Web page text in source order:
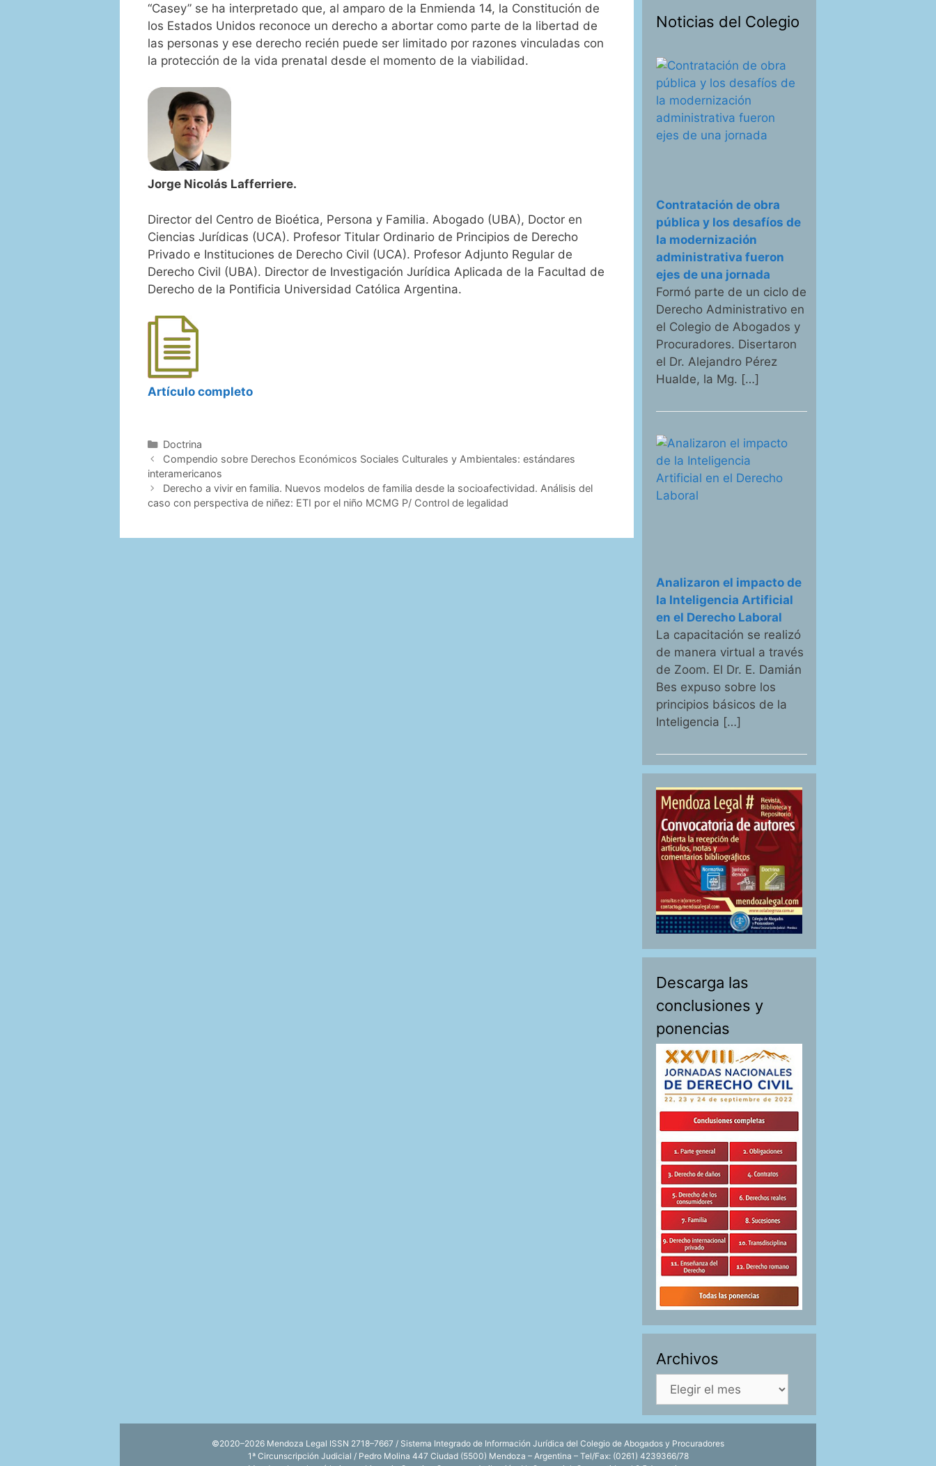
“Casey” se ha interpretado que, al amparo de la Enmienda 14, la Constitución de
los Estados Unidos reconoce un derecho a abortar como parte de la libertad de
las personas y ese derecho recién puede ser limitado por razones vinculadas con
la protección de la vida prenatal desde el momento de la viabilidad.
Jorge Nicolás Lafferriere.
Director del Centro de Bioética, Persona y Familia. Abogado (UBA), Doctor en
Ciencias Jurídicas (UCA). Profesor Titular Ordinario de Principios de Derecho
Privado e Instituciones de Derecho Civil (UCA). Profesor Adjunto Regular de
Derecho Civil (UBA). Director de Investigación Jurídica Aplicada de la Facultad de
Derecho de la Pontificia Universidad Católica Argentina.
Artículo completo
Categorías
Doctrina
Compendio sobre Derechos Económicos Sociales Culturales y Ambientales: estándares
interamericanos
Derecho a vivir en familia. Nuevos modelos de familia desde la socioafectividad. Análisis del
caso con perspectiva de niñez: ETI por el niño MCMG P/ Control de legalidad
Noticias del Colegio
Contratación de obra
pública y los desafíos de
la modernización
administrativa fueron
ejes de una jornada
Formó parte de un ciclo de
Derecho Administrativo en
el Colegio de Abogados y
Procuradores. Disertaron
el Dr. Alejandro Pérez
Hualde, la Mg. […]
Analizaron el impacto de
la Inteligencia Artificial
en el Derecho Laboral
La capacitación se realizó
de manera virtual a través
de Zoom. El Dr. E. Damián
Bes expuso sobre los
principios básicos de la
Inteligencia […]
Descarga las
conclusiones y
ponencias
Archivos
Archivos
©2020–2026 Mendoza Legal ISSN 2718–7667 / Sistema Integrado de Información Jurídica del Colegio de Abogados y Procuradores
1ª Circunscripción Judicial / Pedro Molina 447 Ciudad (5500) Mendoza – Argentina – Tel/Fax: (0261) 4239366/78